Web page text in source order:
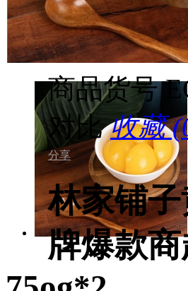
商品货号
对比 收藏
分享
林家铺
牌爆款